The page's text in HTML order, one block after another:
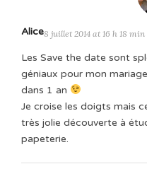
Alice8 juillet 2014 at 16 h 18 min
Les Save the date sont
géniaux pour mon
dans 1 an
Je croise les doigts mais
très jolie découverte à
papeterie.